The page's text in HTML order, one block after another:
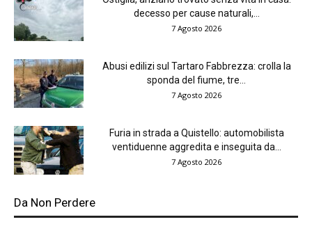
decesso per cause naturali,...
7 Agosto 2026
Abusi edilizi sul Tartaro Fabbrezza: crolla la
sponda del fiume, tre...
7 Agosto 2026
Furia in strada a Quistello: automobilista
ventiduenne aggredita e inseguita da...
7 Agosto 2026
Da Non Perdere